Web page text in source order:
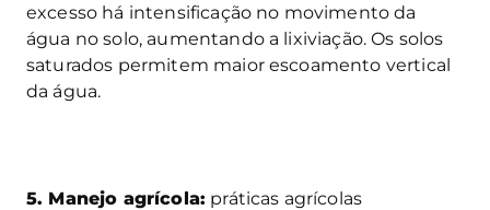
excesso há intensificação no movimento da
água no solo, aumentando a lixiviação. Os solos
saturados permitem maior escoamento vertical
da água.
5. Manejo agrícola: práticas agrícolas